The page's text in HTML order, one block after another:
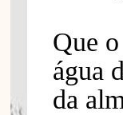
Que
água
da